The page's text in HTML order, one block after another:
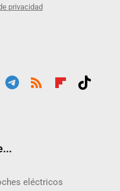
privacidad
eléctricos